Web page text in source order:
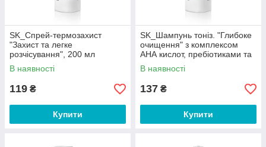
SK_Спрей-термозахист
"Захист та легке
розчісування", 200 мл
В наявності
119 ₴
Купити
SK_Шампунь тоніз. "Глибоке
очищення" з комплексом
АНА кислот, пребіотиками та
яблучним оцтом д/жирн.
В наявності
137 ₴
Купити